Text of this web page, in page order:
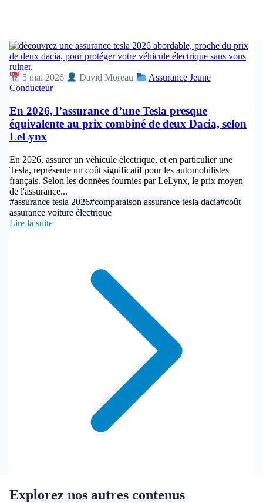
5 mai 2026 David Moreau
Assurance Jeune
Conducteur
En 2026, l’assurance d’une Tesla presque
équivalente au prix combiné de deux Dacia, selon
LeLynx
En 2026, assurer un véhicule électrique, et en particulier une
Tesla, représente un coût significatif pour les automobilistes
français. Selon les données fournies par LeLynx, le prix moyen
de l'assurance...
#assurance tesla 2026#comparaison assurance tesla dacia#coût
assurance voiture électrique
Lire la suite
Explorez nos autres contenus